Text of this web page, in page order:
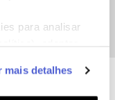
para analisar
e
seus interesses
mais detalhes